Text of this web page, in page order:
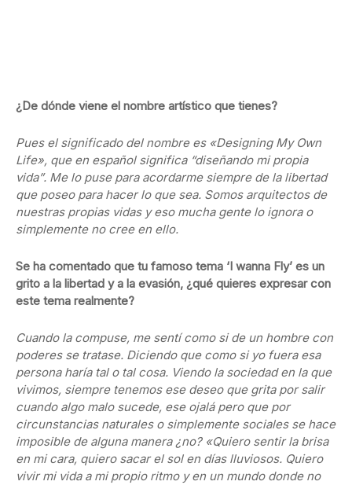
¿De dónde viene el nombre artístico que tienes?
Pues el significado del nombre es «Designing My Own
Life», que en español significa “diseñando mi propia
vida”. Me lo puse para acordarme siempre de la libertad
que poseo para hacer lo que sea. Somos arquitectos de
nuestras propias vidas y eso mucha gente lo ignora o
simplemente no cree en ello.
Se ha comentado que tu famoso tema ‘I wanna Fly’ es un
grito a la libertad y a la evasión, ¿qué quieres expresar con
este tema realmente?
Cuando la compuse, me sentí como si de un hombre con
poderes se tratase. Diciendo que como si yo fuera esa
persona haría tal o tal cosa. Viendo la sociedad en la que
vivimos, siempre tenemos ese deseo que grita por salir
cuando algo malo sucede, ese ojalá pero que por
circunstancias naturales o simplemente sociales se hace
imposible de alguna manera ¿no? «Quiero sentir la brisa
en mi cara, quiero sacar el sol en días lluviosos. Quiero
vivir mi vida a mi propio ritmo y en un mundo donde no